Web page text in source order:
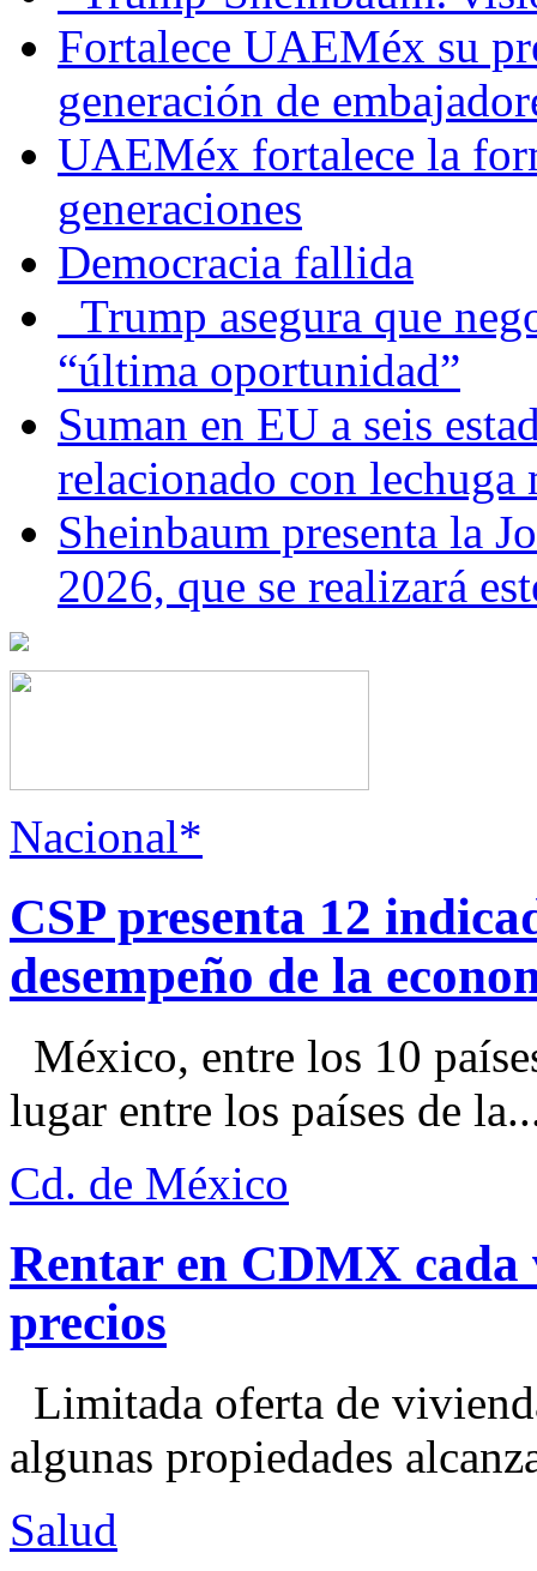
Fortalece UAEMéx su
generación de
UAEMéx fortalece la
generaciones
Democracia fallida
Trump asegura que
“última oportunidad”
Suman en EU a seis
relacionado con lechuga
Sheinbaum presenta la
2026, que se realizará
Nacional*
CSP presenta 12
desempeño de la
México, entre los 10
lugar entre los países de
Cd. de México
Rentar en CDMX cada
precios
Limitada oferta de
algunas propiedades
Salud